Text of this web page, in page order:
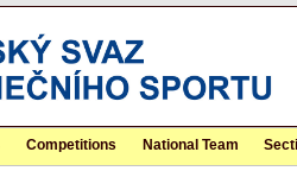
Competitions National Team